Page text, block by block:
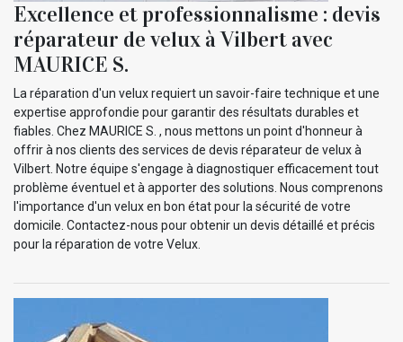
Excellence et professionnalisme : devis
réparateur de velux à Vilbert avec
MAURICE S.
La réparation d'un velux requiert un savoir-faire technique et une
expertise approfondie pour garantir des résultats durables et
fiables. Chez MAURICE S. , nous mettons un point d'honneur à
offrir à nos clients des services de devis réparateur de velux à
Vilbert. Notre équipe s'engage à diagnostiquer efficacement tout
problème éventuel et à apporter des solutions. Nous comprenons
l'importance d'un velux en bon état pour la sécurité de votre
domicile. Contactez-nous pour obtenir un devis détaillé et précis
pour la réparation de votre Velux.